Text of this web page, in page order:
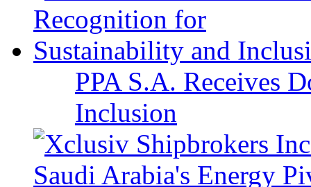
PPA S.A. Receives
Inclusion